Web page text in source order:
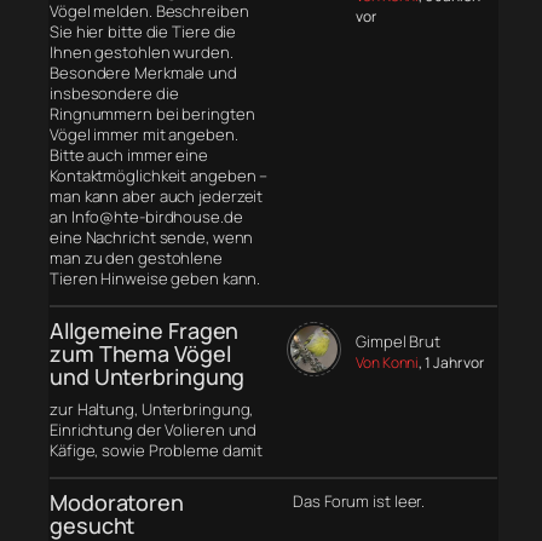
Vögel melden. Beschreiben
Sie hier bitte die Tiere die
Ihnen gestohlen wurden.
Besondere Merkmale und
insbesondere die
Ringnummern bei beringten
Vögel immer mit angeben.
Bitte auch immer eine
Kontaktmöglichkeit angeben –
man kann aber auch jederzeit
an Info@hte-birdhouse.de
eine Nachricht sende, wenn
man zu den gestohlene
Tieren Hinweise geben kann.
vor
Allgemeine Fragen
zum Thema Vögel
und Unterbringung
zur Haltung, Unterbringung,
Einrichtung der Volieren und
Käfige, sowie Probleme damit
Gimpel Brut
Von Konni, 1 Jahr vor
Modoratoren
gesucht
Das Forum ist leer.